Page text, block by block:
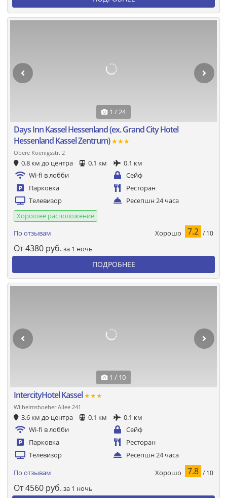
1 / 24
Days Inn Kassel Hessenland (ех. Grand City Hotel
Hessenland Kassel Zentrum)★★★
Obere Koenigsstr. 2
0.8 км до центра 0.1 км
0.1 км
Wi-fi в лобби
Сейф
Парковка
Ресторан
Телевизор
Ресепшн 24 часа
Хорошее расположение
По отзывам
Хорошо 7.2 / 10
От4380 руб. за 1 ночь
ПОДРОБНЕЕ
1 / 10
IntercityHotel Kassel★★★
Wilhelmshoeher Allee 241
3.6 км до центра 0.1 км
0.1 км
Wi-fi в лобби
Сейф
Парковка
Ресторан
Телевизор
Ресепшн 24 часа
По отзывам Хорошо 7.8 / 10
От4560 руб. за 1 ночь